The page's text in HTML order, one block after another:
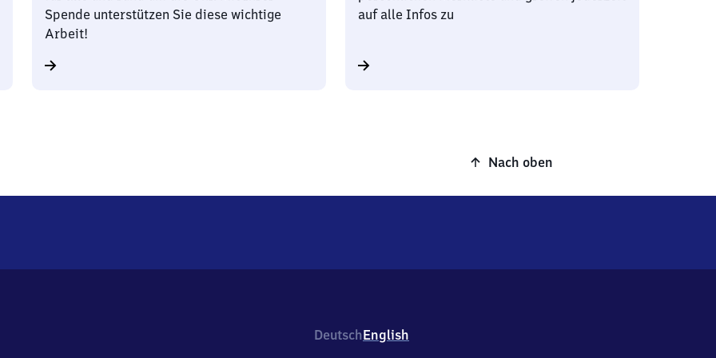
Spende unterstützen Sie diese wichtige
Arbeit!
auf alle Infos zu
Nach oben
DeutschEnglish